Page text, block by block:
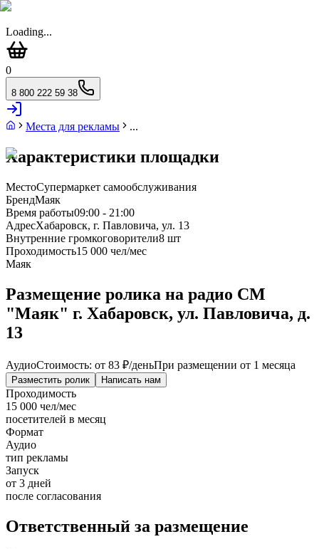
Loading...
0
8 800 222 59 38
Места для рекламы ...
Характеристики площадки
МестоСупермаркет самообслуживания
БрендМаяк
Время работы09:00 - 21:00
АдресХабаровск, г. Павловича, ул. 13
Внутренние громкоговорители8 шт
Проходимость15 000 чел/мес
Маяк
Размещение ролика на радио СМ
"Маяк" г. Хабаровск, ул. Павловича, д.
13
АудиоСтоимость: от 83 ₽/деньПри размещении от 1 месяца
Разместить ролик Написать нам
Проходимость
15 000 чел/мес
посетителей в месяц
Формат
Аудио
тип рекламы
Запуск
от 3 дней
после согласования
Ответственный за размещение